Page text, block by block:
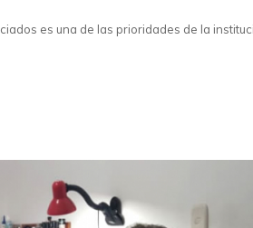
es una de las prioridades de la